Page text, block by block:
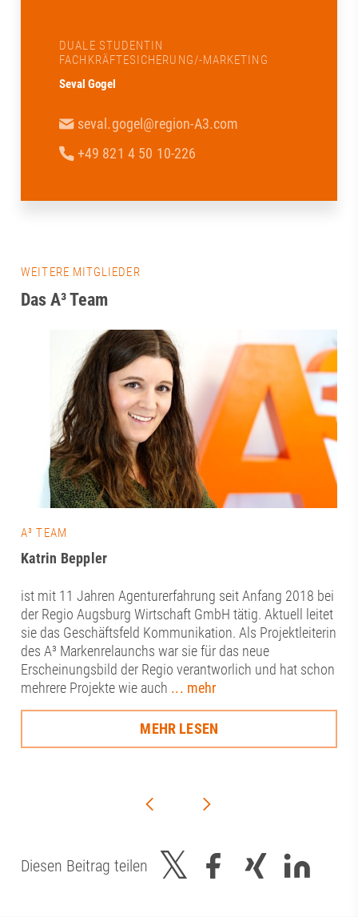
DUALE STUDENTIN
FACHKRÄFTESICHERUNG/-MARKETING
Seval Gogel
seval.gogel@region-A3.com
+49 821 4 50 10-226
WEITERE MITGLIEDER
Das A³ Team
A³ TEAM
Katrin Beppler
ist mit 11 Jahren Agenturerfahrung seit Anfang 2018 bei
der Regio Augsburg Wirtschaft GmbH tätig. Aktuell leitet
sie das Geschäftsfeld Kommunikation. Als Projektleiterin
des A³ Markenrelaunchs war sie für das neue
Erscheinungsbild der Regio verantworlich und hat schon
mehrere Projekte wie auch ... mehr
MEHR LESEN
Diesen Beitrag teilen